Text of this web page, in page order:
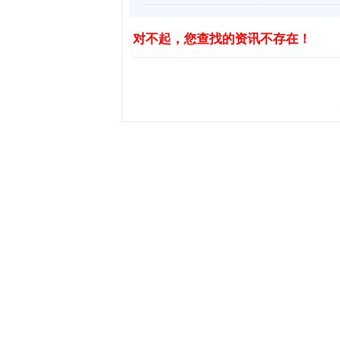
对不起，您查找的资讯不存在！